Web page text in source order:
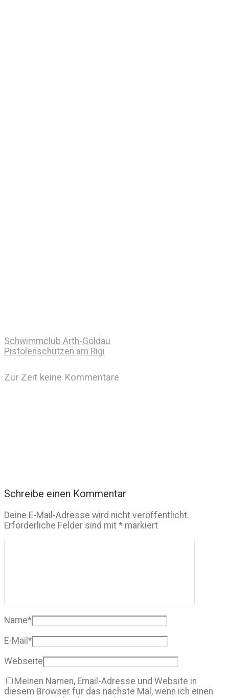
Schwimmclub Arth-Goldau
Pistolenschützen am Rigi
Zur Zeit keine Kommentare
Schreibe einen Kommentar
Deine E-Mail-Adresse wird nicht veröffentlicht.
Erforderliche Felder sind mit * markiert
Name*
E-Mail *
Webseite
Meinen Namen, Email-Adresse und Website in
diesem Browser für das nächste Mal, wenn ich einen